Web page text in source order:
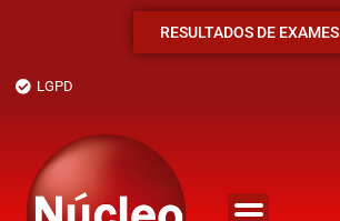
RESULTADOS DE EXAMES
LGPD